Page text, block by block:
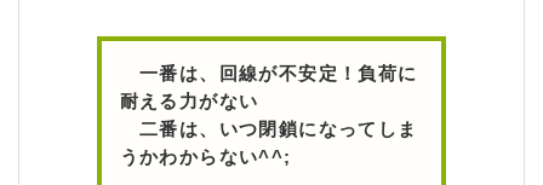
一番は、回線が不安定！負荷に
耐える力がない
二番は、いつ閉鎖になってしま
うかわからない^^;